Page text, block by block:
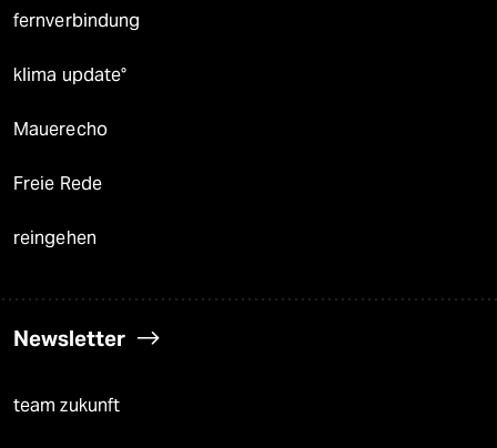
fernverbindung
klima update°
Mauerecho
Freie Rede
reingehen
Newsletter
team zukunft